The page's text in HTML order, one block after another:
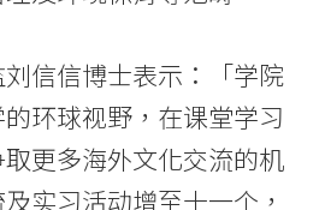
信信博士表示：「学院
环球视野，在课堂学习
更多海外文化交流的机
实习活动增至十一个，